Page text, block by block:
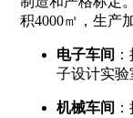
积4000㎡，生产
电子车间
子设计实验
机械车间